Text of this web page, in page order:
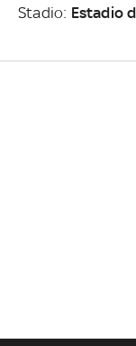
Stadio: Estadio